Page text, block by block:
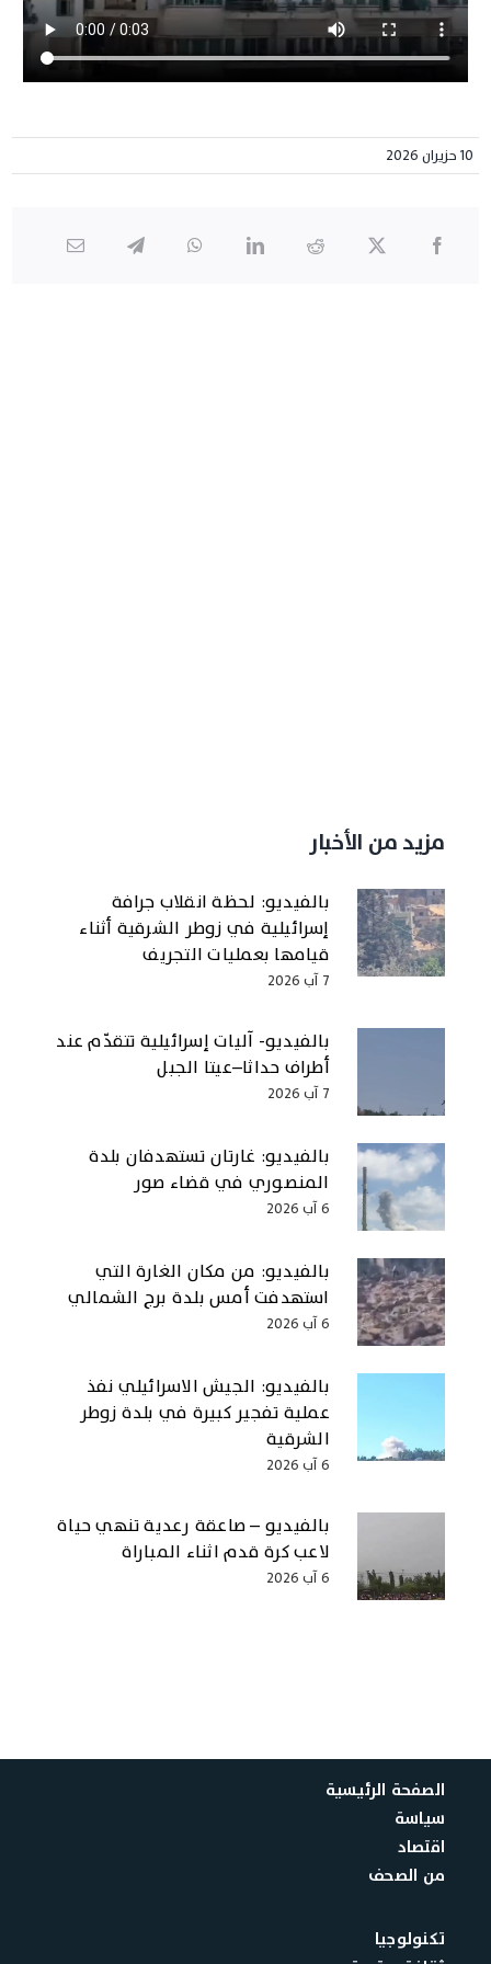
10 حزيران 2026
مزيد من الأخبار
بالفيديو: لحظة انقلاب جرافة
إسرائيلية في زوطر الشرقية أثناء
قيامها بعمليات التجريف
7 آب 2026
بالفيديو- آليات إسرائيلية تتقدّم عند
أطراف حداثا–عيتا الجبل
7 آب 2026
بالفيديو: غارتان تستهدفان بلدة
المنصوري في قضاء صور
6 آب 2026
بالفيديو: من مكان الغارة التي
استهدفت أمس بلدة برج الشمالي
6 آب 2026
بالفيديو: الجيش الاسرائيلي نفذ
عملية تفجير كبيرة في بلدة زوطر
الشرقية
6 آب 2026
بالفيديو – صاعقة رعدية تنهي حياة
لاعب كرة قدم اثناء المباراة
6 آب 2026
الصفحة الرئيسية
سياسة
اقتصاد
من الصحف
تكنولوجيا